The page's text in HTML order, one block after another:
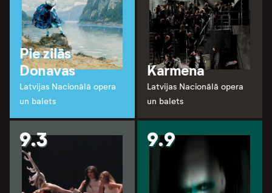
Pie zilās
Donavas
Latvijas Nacionālā opera
un balets
Karmena
Latvijas Nacionālā opera
un balets
9.3 9.9